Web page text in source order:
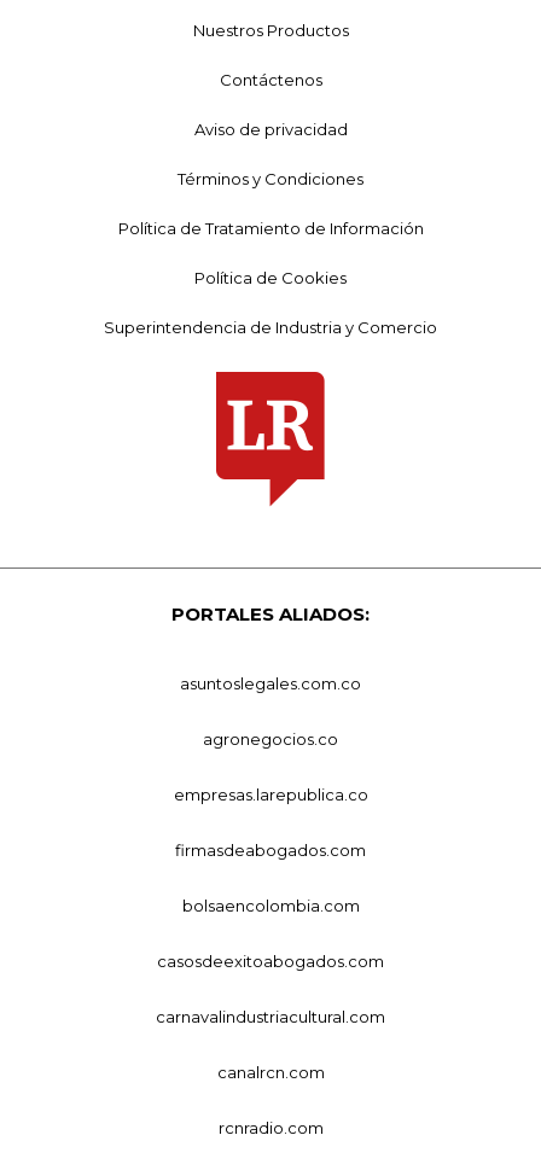
Nuestros Productos
Contáctenos
Aviso de privacidad
Términos y Condiciones
Política de Tratamiento de Información
Política de Cookies
Superintendencia de Industria y Comercio
PORTALES ALIADOS:
asuntoslegales.com.co
agronegocios.co
empresas.larepublica.co
firmasdeabogados.com
bolsaencolombia.com
casosdeexitoabogados.com
carnavalindustriacultural.com
canalrcn.com
rcnradio.com